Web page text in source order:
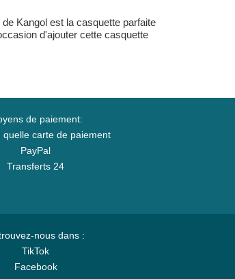
Kangol est la casquette parfaite
d'ajouter cette casquette
de paiement:
quelle carte de paiement
PayPal
Transferts 24
nous dans :
TikTok
Facebook